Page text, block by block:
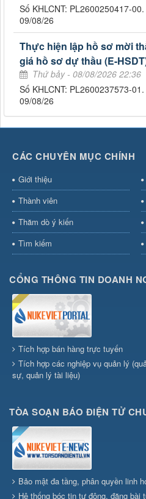
Số KHLCNT: PL2600250417-
09/08/26
Thực hiện lập hồ sơ mời
giá hồ sơ dự thầu (E-
Thứ bảy - 08/08/2026 22:36
Số KHLCNT: PL2600237573-
09/08/26
CÁC CHUYÊN MỤC CHÍNH
Giới thiệu
Thành viên
Thăm dò ý kiến
Tìm kiếm
CỔNG THÔNG TIN DOANH
Tích hợp bán hàng trực tuyến
Tích hợp các nghiệp vụ quản lý
sự, quản lý tài liệu)
TÒA SOẠN BÁO ĐIỆN TỬ
Bảo mật đa tầng, phân quyền linh
Hệ thống bóc tin tự động, đăng bài